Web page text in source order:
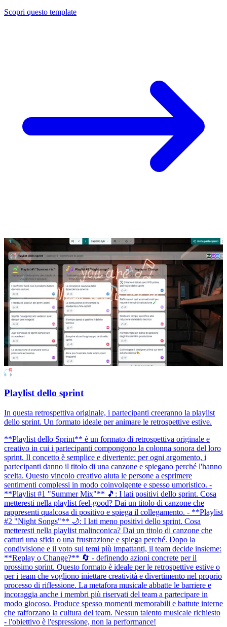
Scopri questo template
Playlist dello sprint
In questa retrospettiva originale, i partecipanti creeranno la playlist
dello sprint. Un formato ideale per animare le retrospettive estive.
**Playlist dello Sprint** è un formato di retrospettiva originale e
creativo in cui i partecipanti compongono la colonna sonora del loro
sprint. Il concetto è semplice e divertente: per ogni argomento, i
partecipanti danno il titolo di una canzone e spiegano perché l'hanno
scelta. Questo vincolo creativo aiuta le persone a esprimere
sentimenti complessi in modo coinvolgente e spesso umoristico. -
**Playlist #1 "Summer Mix"** 🎵: I lati positivi dello sprint. Cosa
metteresti nella playlist feel-good? Dai un titolo di canzone che
rappresenti qualcosa di positivo e spiega il collegamento. - **Playlist
#2 "Night Songs"** 🌙: I lati meno positivi dello sprint. Cosa
metteresti nella playlist malinconica? Dai un titolo di canzone che
catturi una sfida o una frustrazione e spiega perché. Dopo la
condivisione e il voto sui temi più impattanti, il team decide insieme:
**Replay o Change?** 🔄 - definendo azioni concrete per il
prossimo sprint. Questo formato è ideale per le retrospettive estive o
per i team che vogliono iniettare creatività e divertimento nel proprio
processo di riflessione. La metafora musicale abbatte le barriere e
incoraggia anche i membri più riservati del team a partecipare in
modo giocoso. Produce spesso momenti memorabili e battute interne
che rafforzano la cultura del team. Nessun talento musicale richiesto
- l'obiettivo è l'espressione, non la performance!